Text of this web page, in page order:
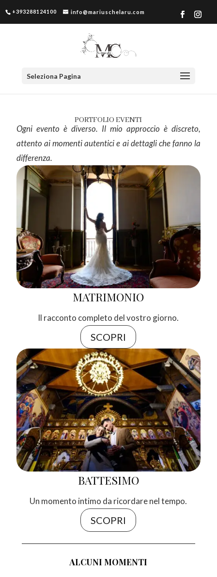
+393288124100 info@mariuschelaru.com
Seleziona Pagina
PORTFOLIO EVENTI
Ogni evento è diverso. Il mio approccio è discreto,
attento ai momenti autentici e ai dettagli che fanno la
differenza.
MATRIMONIO
Il racconto completo del vostro giorno.
SCOPRI
BATTESIMO
Un momento intimo da ricordare nel tempo.
SCOPRI
ALCUNI MOMENTI